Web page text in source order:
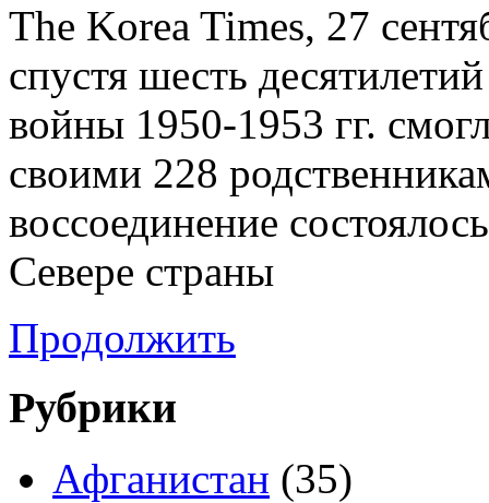
The Korea Times, 27
спустя шесть
войны 1950-1953 гг.
своими 228
воссоединение
Севере страны
Продолжить
Рубрики
Афганистан (35)